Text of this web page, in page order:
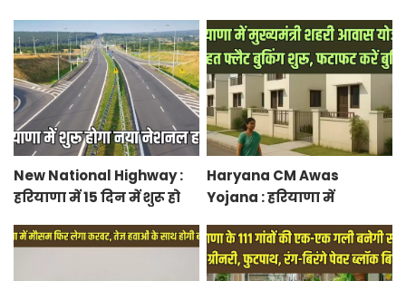
से एमओयू करेगी सरकार
रुट में किया बदलाव
New National Highway :
हरियाणा में 15 दिन में शुरू हो
केएमपी से होगी सीधी
Haryana CM Awas
Yojana : हरियाणा में
के तहत फ्लैट बुकिंग शुरू,
फटाफट करें बुकिंग